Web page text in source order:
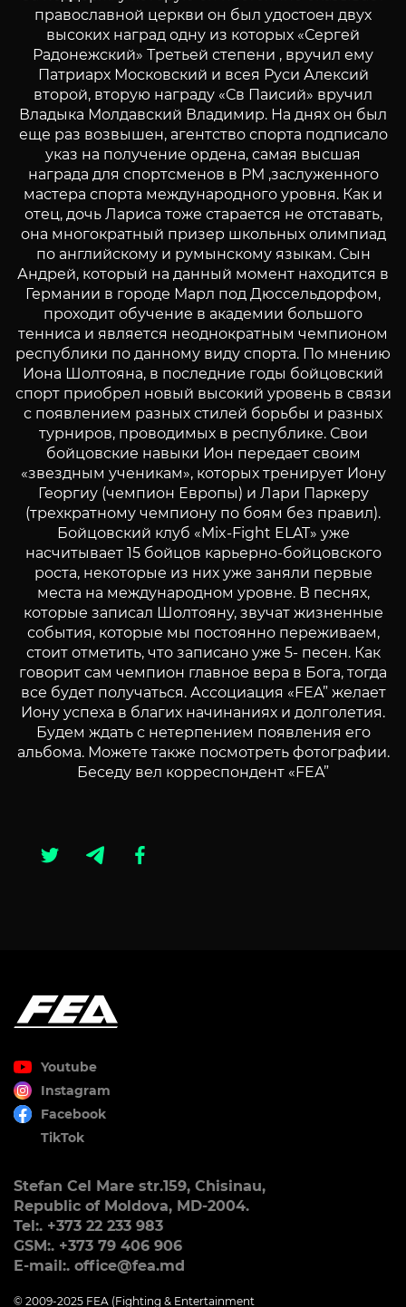
Беседу вел корреспондент «FEA”
Youtube
Instagram
Facebook
TikTok
Stefan Cel Mare str.159, Chisinau,
Republic of Moldova, MD-2004.
Tel:. +373 22 233 983
GSM:. +373 79 406 906
E-mail:. office@fea.md
© 2009-2025 FEA (Fighting & Entertainment